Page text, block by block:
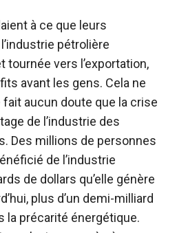
à ce que leurs
pétrolière
tournée vers l’exportation,
avant les gens. Cela ne
fait aucun doute que la crise
de l’industrie des
Des millions de personnes
de l’industrie
de dollars qu’elle génère
plus d’un demi-milliard
la précarité énergétique.